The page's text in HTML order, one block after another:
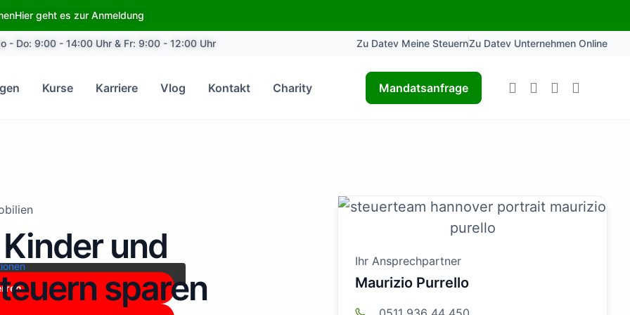
Hier geht es zur Anmeldung
- Do: 9:00 - 14:00 Uhr & Fr: 9:00 - 12:00 Uhr Zu Datev Meine SteuernZu Datev Unternehmen Online
Kurse Karriere Vlog Kontakt Charity Mandatsanfrage
unten. Bitte beachten Sie, dass
werden.
und
sparen
Ihr Ansprechpartner
Maurizio Purrello